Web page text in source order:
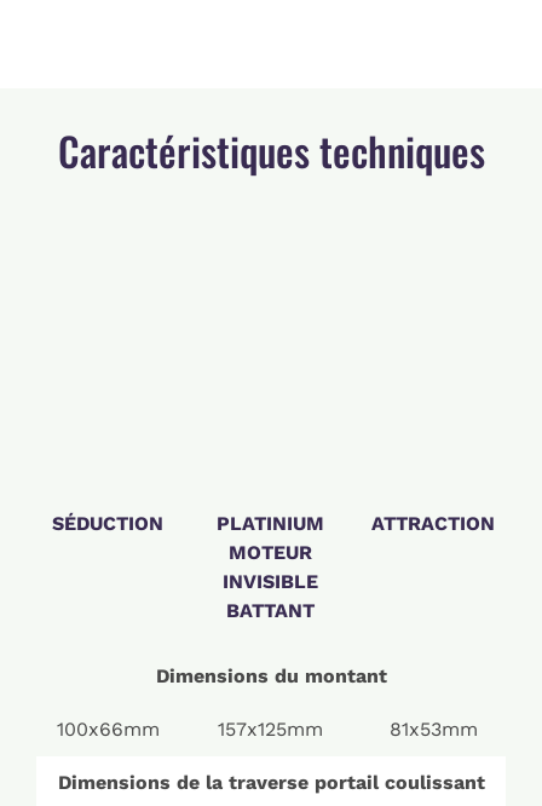
Caractéristiques techniques
SÉDUCTION
PLATINIUM
MOTEUR
INVISIBLE
BATTANT
ATTRACTION
Dimensions du montant
100x66mm 157x125mm 81x53mm
Dimensions de la traverse portail coulissant